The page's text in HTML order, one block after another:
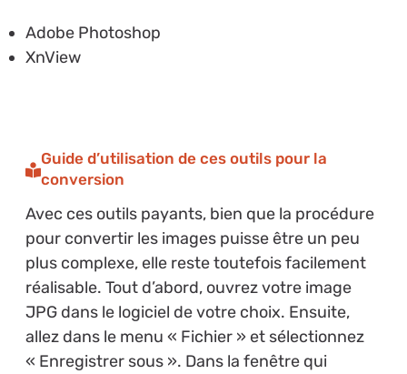
Adobe Photoshop
XnView
Guide d’utilisation de ces outils pour la
conversion
Avec ces outils payants, bien que la procédure
pour convertir les images puisse être un peu
plus complexe, elle reste toutefois facilement
réalisable. Tout d’abord, ouvrez votre image
JPG dans le logiciel de votre choix. Ensuite,
allez dans le menu « Fichier » et sélectionnez
« Enregistrer sous ». Dans la fenêtre qui